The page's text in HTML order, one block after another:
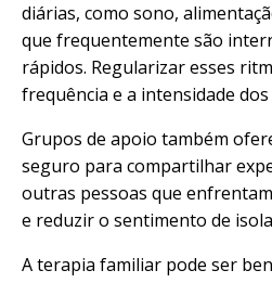
diárias, como sono,
que frequentemente são
rápidos. Regularizar esses
frequência e a intensidade
Grupos de apoio também
seguro para compartilhar
outras pessoas que
e reduzir o sentimento de
A terapia familiar pode ser